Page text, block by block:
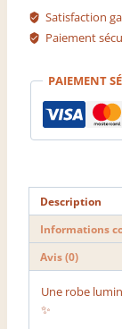
Yelena
Satisfaction
Paiement
PAIEMENT
Description
Informations
Avis (0)
Une robe
✨